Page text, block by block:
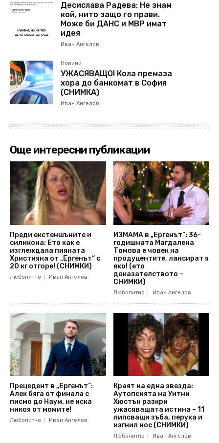
Десислава Радева: Не знам
кой, нито защо го прави.
Може би ДАНС и МВР имат
идея
Иван Ангелов
Новини
УЖАСЯВАЩО! Кола премаза
хора до банкомат в София
(СНИМКА)
Иван Ангелов
Още интересни публикации
Преди екстеншъните и
силикона: Ето как е
изглеждала пияната
Християна от „Ергенът“ с
20 кг отгоре! (СНИМКИ)
Любопитно Иван Ангелов
ИЗМАМА в „Ергенът“: 36-
годишната Магдалена
Томова е човек на
продуцентите, лансират я
яко! (ето
доказателството –
СНИМКИ)
Любопитно Иван Ангелов
Прецедент в „Ергенът“:
Алек бяга от финала с
писмо до Наум, не иска
никоя от момите!
Любопитно Иван Ангелов
Краят на една звезда:
Аутопсията на Уитни
Хюстън разкри
ужасяващата истина – 11
липсващи зъба, перука и
изгнил нос (СНИМКИ)
Любопитно Иван Ангелов